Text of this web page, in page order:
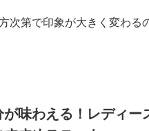
次第で印象が大きく変わる
味わえる！レディー